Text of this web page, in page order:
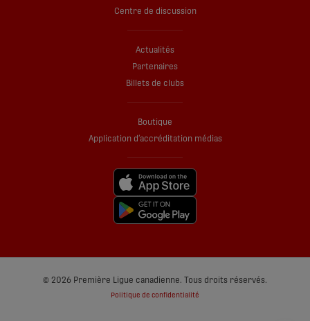
Centre de discussion
Actualités
Partenaires
Billets de clubs
Boutique
Application d’accréditation médias
© 2026 Première Ligue canadienne. Tous droits réservés.
Politique de confidentialité